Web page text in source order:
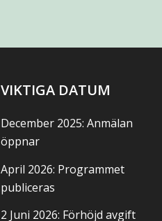
VIKTIGA DATUM
December 2025: Anmälan
öppnar
April 2026: Programmet
publiceras
2 Juni 2026: Förhöjd avgift